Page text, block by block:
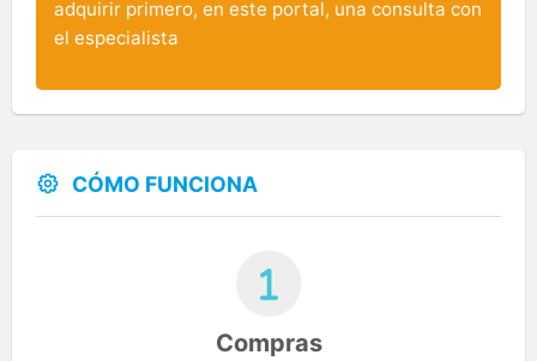
adquirir primero, en este portal, una consulta con
el especialista
CÓMO FUNCIONA
Compras